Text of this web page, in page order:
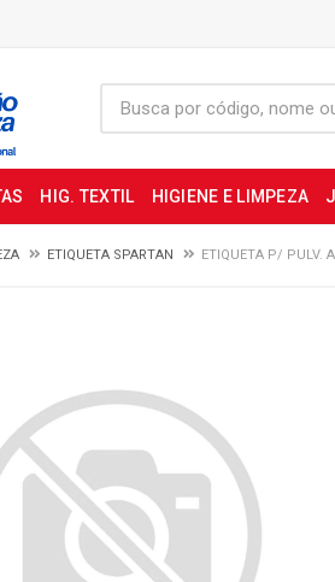
HIG. TEXTIL HIGIENE E LIMPEZA
ETIQUETA SPARTAN ETIQUETA P/ PULV.